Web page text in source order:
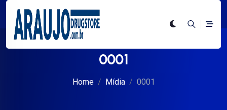
0001
Home Mídia 0001